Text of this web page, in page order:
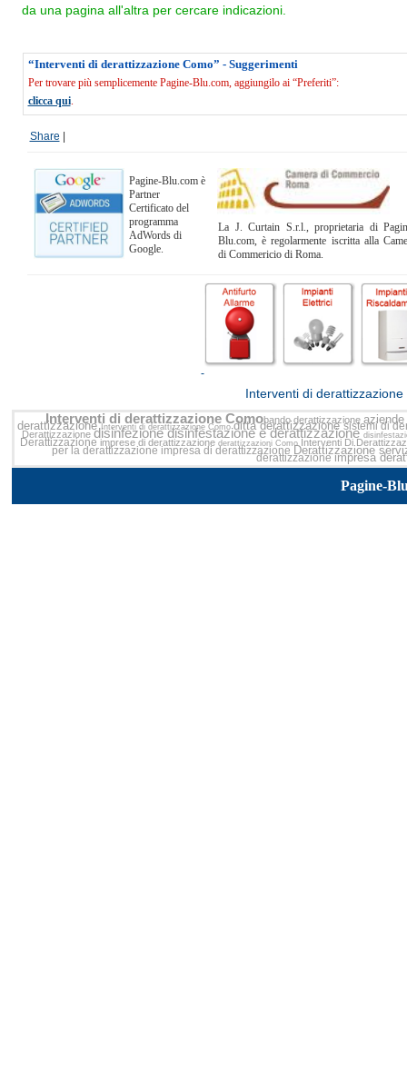
da una pagina all'altra per cercare indicazioni.
“Interventi di derattizzazione Como” - Suggerimenti
Per trovare più semplicemente Pagine-Blu.com, aggiungilo ai “Preferiti”:
clicca qui.
Share
Pagine-Blu.com è
Partner
Certificato del
programma
AdWords di
Google.
La J. Curtain S.r.l., proprietaria di
Blu.com, è regolarmente iscritta alla
di Commericio di Roma.
Interventi di derattizzazione
Interventi di derattizzazione Comobando derattizzazione
derattizzazioneInterventi di derattizzazione Comoditta derattizzazionesistemi di
Derattizzazione disinfezione disinfestazione e derattizzazione
Derattizzazione imprese di derattizzazione derattizzazioni Como Interventi Di
per la derattizzazione impresa di derattizzazione Derattizzazione
derattizzazioneimpresa
Pagine-